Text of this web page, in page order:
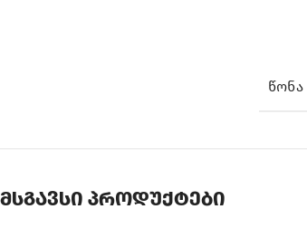
ᲬᲝᲜᲐ
მსგავსი პროდუქტები